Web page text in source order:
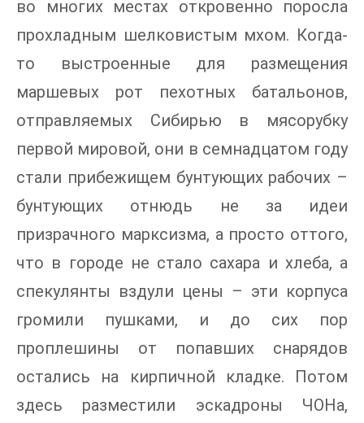
во многих местах откровенно поросла
прохладным шелковистым мхом. Когда-
то выстроенные для размещения
маршевых рот пехотных батальонов,
отправляемых Сибирью в мясорубку
первой мировой, они в семнадцатом году
стали прибежищем бунтующих рабочих –
бунтующих отнюдь не за идеи
призрачного марксизма, а просто оттого,
что в городе не стало сахара и хлеба, а
спекулянты вздули цены – эти корпуса
громили пушками, и до сих пор
проплешины от попавших снарядов
остались на кирпичной кладке. Потом
здесь разместили эскадроны ЧОНа,